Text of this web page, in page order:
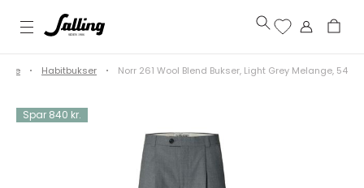
Habitbukser Norr 261 Wool Blend Bukser, Light Grey Melange, 54
Spar 840 kr.